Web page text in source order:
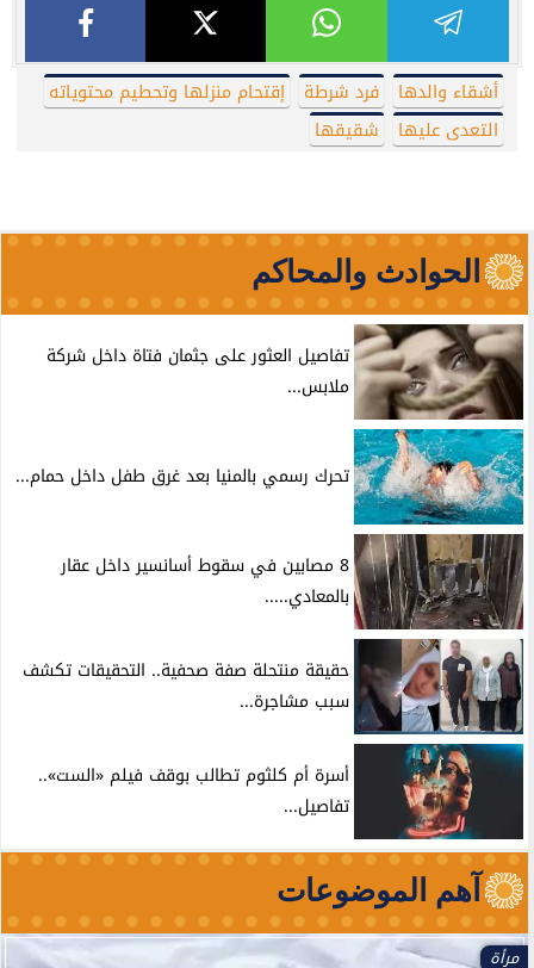
أشقاء والدها فرد شرطة
إقتحام منزلها وتحطيم محتوياته
التعدى عليها
شقيقها
الحوادث والمحاكم
تفاصيل العثور على جثمان فتاة داخل شركة
ملابس...
تحرك رسمي بالمنيا بعد غرق طفل داخل حمام...
8 مصابين في سقوط أسانسير داخل عقار
بالمعادي.....
حقيقة منتحلة صفة صحفية.. التحقيقات تكشف
سبب مشاجرة...
أسرة أم كلثوم تطالب بوقف فيلم «الست»..
تفاصيل...
آهم الموضوعات
مرأة